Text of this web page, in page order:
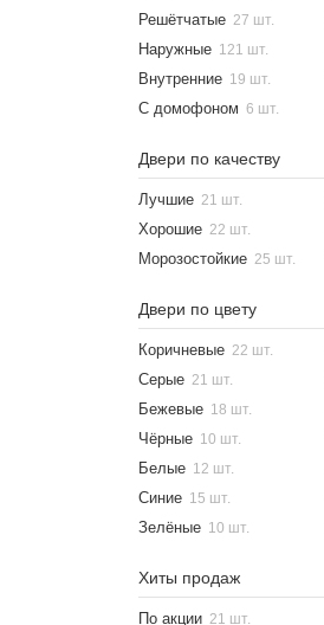
Решётчатые 27 шт.
Наружные 121 шт.
Внутренние 19 шт.
С домофоном 6 шт.
Двери по качеству
Лучшие 21 шт.
Хорошие 22 шт.
Морозостойкие 25 шт.
Двери по цвету
Коричневые 22 шт.
Серые 21 шт.
Бежевые 18 шт.
Чёрные 10 шт.
Белые 12 шт.
Синие 15 шт.
Зелёные 10 шт.
Хиты продаж
По акции 21 шт.